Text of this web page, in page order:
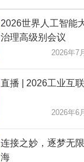
2026世界人工智能
治理高级别会议
2026年7
直播 | 2026工业互
2026年6
连接之妙，逐梦无限 聚焦2026 MWC上
海